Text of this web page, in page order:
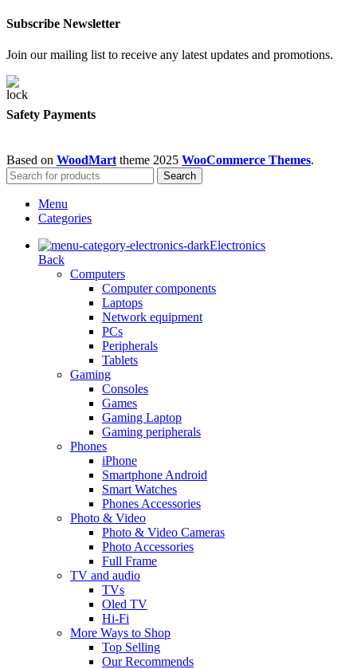
Subscribe Newsletter
Join our mailing list to receive any latest updates and promotions.
Safety Payments
Based on WoodMart theme 2025 WooCommerce Themes.
Search
Menu
Categories
Electronics
Back
Computers
Computer components
Laptops
Network equipment
PCs
Peripherals
Tablets
Gaming
Consoles
Games
Gaming Laptop
Gaming peripherals
Phones
iPhone
Smartphone Android
Smart Watches
Phones Accessories
Photo & Video
Photo & Video Cameras
Photo Accessories
Full Frame
TV and audio
TVs
Oled TV
Hi-Fi
More Ways to Shop
Top Selling
Our Recommends